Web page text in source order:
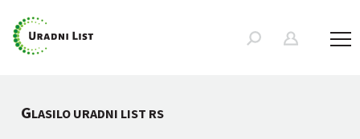
GLASILO URADNI LIST RS